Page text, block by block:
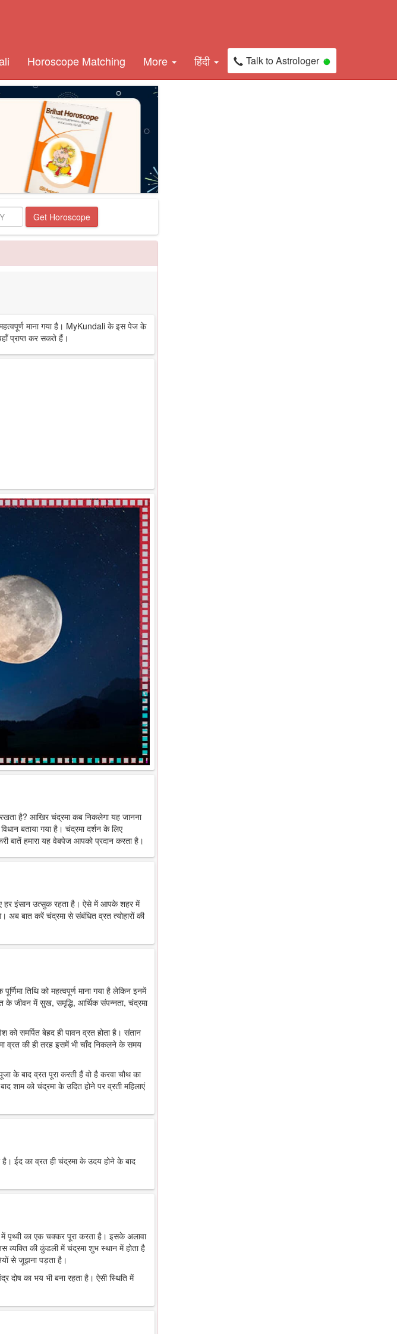
Horoscope Matching More हिंदी Talk to Astrologer
Get Horoscope
माना गया है। MyKundali के इस पेज के
प्राप्त कर सकते हैं।
है? आखिर चंद्रमा कब निकलेगा यह जानना
बताया गया है। चंद्रमा दर्शन के लिए
बातें हमारा यह वेबपेज आपको प्रदान करता है।
हर इंसान उत्सुक रहता है। ऐसे में आपके शहर में
बात करें चंद्रमा से संबंधित व्रत त्योहारों की
तिथि को महत्वपूर्ण माना गया है लेकिन इनमें
के जीवन में सुख, समृद्धि, आर्थिक संपन्नता, चंद्रमा
को समर्पित बेहद ही पावन व्रत होता है। संतान
व्रत की ही तरह इसमें भी चाँद निकलने के समय
के बाद व्रत पूरा करती हैं वो है करवा चौथ का
शाम को चंद्रमा के उदित होने पर व्रती महिलाएं
है। ईद का व्रत ही चंद्रमा के उदय होने के बाद
पृथ्वी का एक चक्कर पूरा करता है। इसके अलावा
व्यक्ति की कुंडली में चंद्रमा शुभ स्थान में होता है
से जूझना पड़ता है।
का भय भी बना रहता है। ऐसी स्थिति में